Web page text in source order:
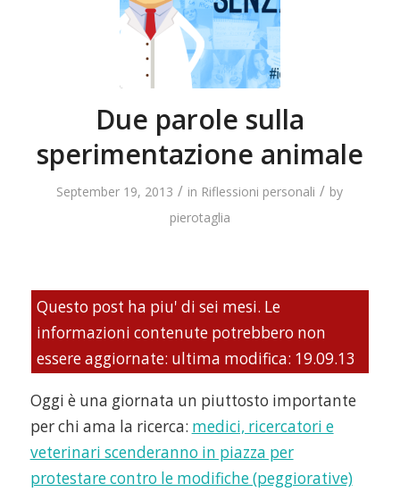
Due parole sulla
sperimentazione animale
September 19, 2013 / in Riflessioni personali / by
pierotaglia
Questo post ha piu' di sei mesi. Le
informazioni contenute potrebbero non
essere aggiornate: ultima modifica: 19.09.13
Oggi è una giornata un piuttosto importante
per chi ama la ricerca: medici, ricercatori e
veterinari scenderanno in piazza per
protestare contro le modifiche (peggiorative)